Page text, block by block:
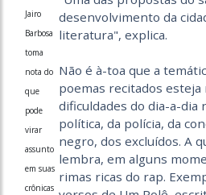
Jairo
Barbosa
toma
nota do
que
pode
virar
assunto
em suas
crônicas
desenvolvimento da
literatura", explica.
Não é à-toa que a
poemas recitados esteja
dificuldades do dia-a-dia
política, da polícia, da
negro, dos excluídos. A
lembra, em alguns
rimas ricas do rap.